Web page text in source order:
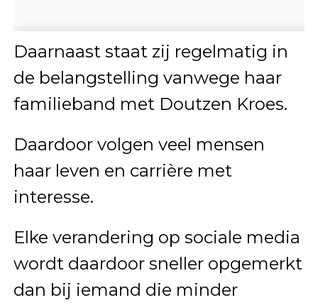
Daarnaast staat zij regelmatig in
de belangstelling vanwege haar
familieband met Doutzen Kroes.
Daardoor volgen veel mensen
haar leven en carrière met
interesse.
Elke verandering op sociale media
wordt daardoor sneller opgemerkt
dan bij iemand die minder